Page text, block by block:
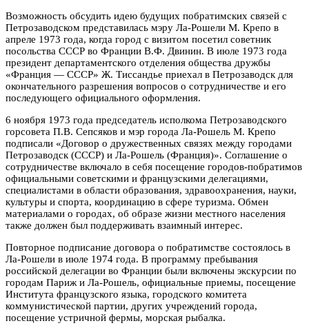
Возможность обсудить идею будущих побратимских связей с
Петрозаводском представилась мэру Ла-Рошели М. Крепо в
апреле 1973 года, когда город с визитом посетил советник
посольства СССР во Франции В.Ф. Двинин. В июле 1973 года
президент департаментского отделения общества дружбы
«Франция — СССР» Ж. Тиссандье приехал в Петрозаводск для
окончательного разрешения вопросов о сотрудничестве и его
последующего официального оформления.
6 ноября 1973 года председатель исполкома Петрозаводского
горсовета П.В. Сепсяков и мэр города Ла-Рошель М. Крепо
подписали «Договор о дружественных связях между городами
Петрозаводск (СССР) и Ла-Рошель (Франция)». Соглашение о
сотрудничестве включало в себя посещение городов-побратимов
официальными советскими и французскими делегациями,
специалистами в области образования, здравоохранения, науки,
культуры и спорта, координацию в сфере туризма. Обмен
материалами о городах, об образе жизни местного населения
также должен был поддерживать взаимный интерес.
Повторное подписание договора о побратимстве состоялось в
Ла-Рошели в июле 1974 года. В программу пребывания
российской делегации во Франции были включены экскурсии по
городам Париж и Ла-Рошель, официальные приемы, посещение
Института французского языка, городского комитета
коммунистической партии, других учреждений города,
посещение устричной фермы, морская рыбалка.